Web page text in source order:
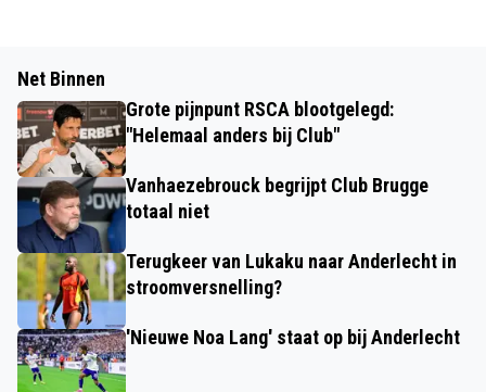
Net Binnen
Grote pijnpunt RSCA blootgelegd:
"Helemaal anders bij Club"
Vanhaezebrouck begrijpt Club Brugge
totaal niet
Terugkeer van Lukaku naar Anderlecht in
stroomversnelling?
'Nieuwe Noa Lang' staat op bij Anderlecht